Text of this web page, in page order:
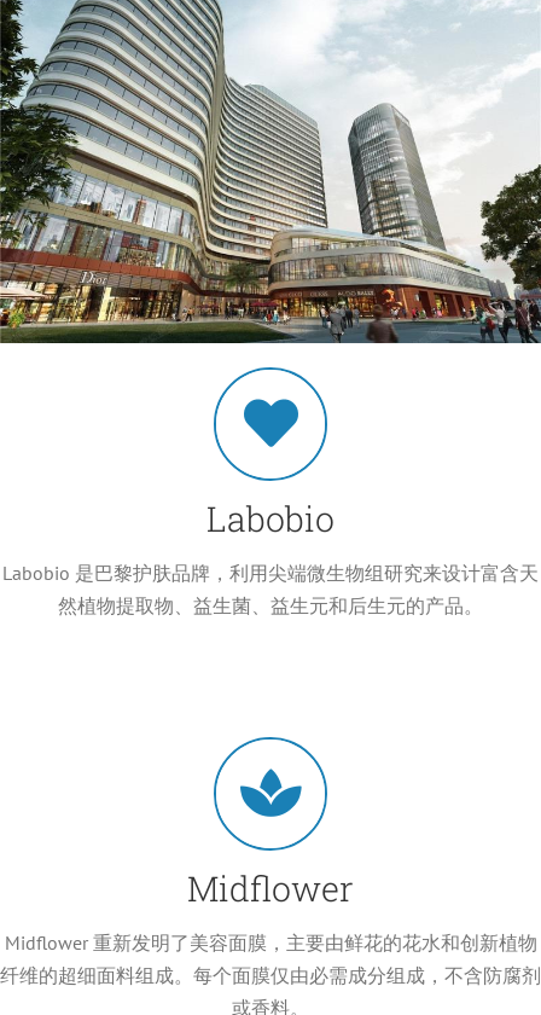
Labobio
Labobio 是巴黎护肤品牌，利用尖端微生物组研究来设计富含天
然植物提取物、益生菌、益生元和后生元的产品。
Midflower
Midflower 重新发明了美容面膜，主要由鲜花的花水和创新植物
纤维的超细面料组成。每个面膜仅由必需成分组成，不含防腐剂
或香料。